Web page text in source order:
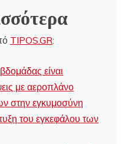
TIPOS.GR:
είναι
με αεροπλάνο
στην εγκυμοσύνη
του εγκεφάλου των